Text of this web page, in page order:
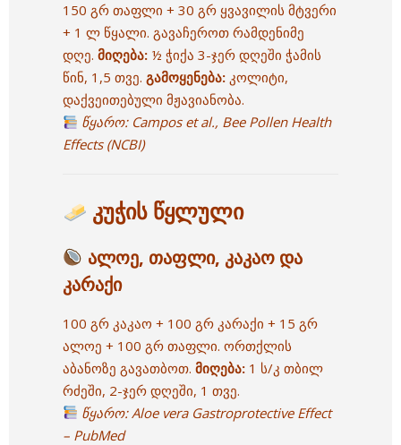
150 გრ თაფლი + 30 გრ ყვავილის მტვერი
+ 1 ლ წყალი. გავაჩეროთ რამდენიმე
დღე. მიღება: ½ ჭიქა 3-ჯერ დღეში ჭამის
წინ, 1,5 თვე. გამოყენება: კოლიტი,
დაქვეითებული მჟავიანობა.
წყარო: Campos et al., Bee Pollen Health
Effects (NCBI)
კუჭის წყლული
ალოე, თაფლი, კაკაო და
კარაქი
100 გრ კაკაო + 100 გრ კარაქი + 15 გრ
ალოე + 100 გრ თაფლი. ორთქლის
აბანოზე გავათბოთ. მიღება: 1 ს/კ თბილ
რძეში, 2-ჯერ დღეში, 1 თვე.
წყარო:Aloe vera Gastroprotective Effect
– PubMed